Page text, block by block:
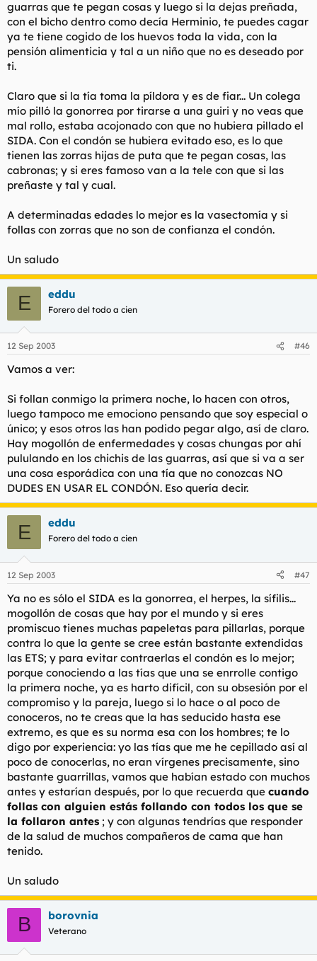
guarras que te pegan cosas y luego si la dejas preñada,
con el bicho dentro como decía Herminio, te puedes cagar
ya te tiene cogido de los huevos toda la vida, con la
pensión alimenticia y tal a un niño que no es deseado por
ti.
Claro que si la tía toma la píldora y es de fiar... Un colega
mío pilló la gonorrea por tirarse a una guiri y no veas que
mal rollo, estaba acojonado con que no hubiera pillado el
SIDA. Con el condón se hubiera evitado eso, es lo que
tienen las zorras hijas de puta que te pegan cosas, las
cabronas; y si eres famoso van a la tele con que si las
preñaste y tal y cual.
A determinadas edades lo mejor es la vasectomía y si
follas con zorras que no son de confianza el condón.
Un saludo
E eddu
Forero del todo a cien
12 Sep 2003 #46
Vamos a ver:
Si follan conmigo la primera noche, lo hacen con otros,
luego tampoco me emociono pensando que soy especial o
único; y esos otros las han podido pegar algo, así de claro.
Hay mogollón de enfermedades y cosas chungas por ahí
pululando en los chichis de las guarras, así que si va a ser
una cosa esporádica con una tía que no conozcas NO
DUDES EN USAR EL CONDÓN. Eso quería decir.
E eddu
Forero del todo a cien
12 Sep 2003 #47
Ya no es sólo el SIDA es la gonorrea, el herpes, la sífilis...
mogollón de cosas que hay por el mundo y si eres
promiscuo tienes muchas papeletas para pillarlas, porque
contra lo que la gente se cree están bastante extendidas
las ETS; y para evitar contraerlas el condón es lo mejor;
porque conociendo a las tías que una se enrrolle contigo
la primera noche, ya es harto difícil, con su obsesión por el
compromiso y la pareja, luego si lo hace o al poco de
conoceros, no te creas que la has seducido hasta ese
extremo, es que es su norma esa con los hombres; te lo
digo por experiencia: yo las tías que me he cepillado así al
poco de conocerlas, no eran vírgenes precisamente, sino
bastante guarrillas, vamos que habían estado con muchos
antes y estarían después, por lo que recuerda que cuando
follas con alguien estás follando con todos los que se
la follaron antes ; y con algunas tendrías que responder
de la salud de muchos compañeros de cama que han
tenido.
Un saludo
B borovnia
Veterano